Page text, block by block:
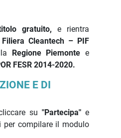
gratuito, e rientra
Cleantech – PIF
Regione Piemonte e
FESR 2014-2020.
E DI
su"Partecipa" e
per compilare il modulo